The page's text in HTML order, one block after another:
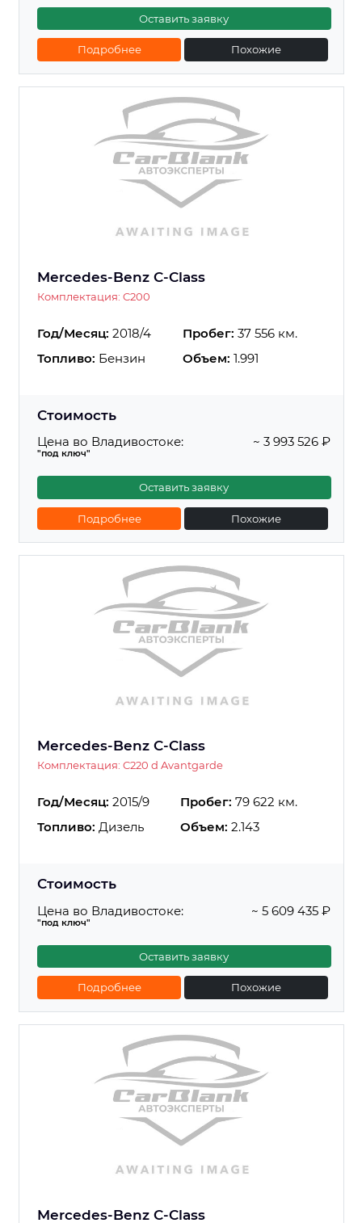
Оставить заявку
Подробнее Похожие
Mercedes-Benz C-Class
Комплектация: C200
Год/Месяц: 2018/4 Пробег: 37 556 км.
Топливо: Бензин Объем: 1.991
Стоимость
Цена во Владивостоке:
"под ключ"
~ 3 993 526 ₽
Оставить заявку
Подробнее Похожие
Mercedes-Benz C-Class
Комплектация: C220 d Avantgarde
Год/Месяц: 2015/9 Пробег: 79 622 км.
Топливо: Дизель Объем: 2.143
Стоимость
Цена во Владивостоке:
"под ключ"
~ 5 609 435 ₽
Оставить заявку
Подробнее Похожие
Mercedes-Benz C-Class